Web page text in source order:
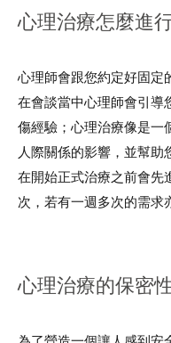
心理治療怎麼進
心理師會跟您約定好固定
在會談當中心理師會引導
傷經驗；心理治療像是一
人際關係的影響，並幫助
在開始正式治療之前會先
次，若有一週多次的需求
心理治療的保密